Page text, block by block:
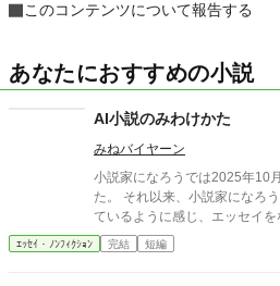
このコンテンツについて報告する
あなたにおすすめの小説
AI小説のみわけかた
みねバイヤーン
小説家になろうでは2025年10
た。 それ以来、小説家になろ
ているように感じ、エッセイ
反響をいただきました。 なろ
のみわけかたです。 いただい
ｴｯｾｲ・ﾉﾝﾌｨｸｼｮﾝ 完結 短編